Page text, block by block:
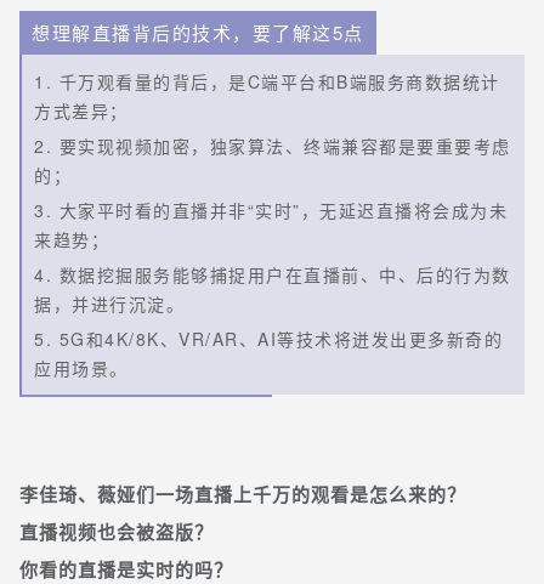
想理解直播背后的技术，要了解这5点
1. 千万观看量的背后，是C端平台和B端服务商数据统计
方式差异；
2. 要实现视频加密，独家算法、终端兼容都是要重要考虑
的；
3. 大家平时看的直播并非“实时”，无延迟直播将会成为未
来趋势；
4. 数据挖掘服务能够捕捉用户在直播前、中、后的行为数
据，并进行沉淀。
5. 5G和4K/8K、VR/AR、AI等技术将迸发出更多新奇的
应用场景。
李佳琦、薇娅们一场直播上千万的观看是怎么来的？
直播视频也会被盗版？
你看的直播是实时的吗？